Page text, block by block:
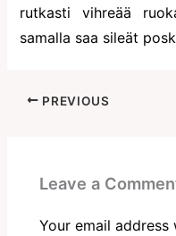
rutkasti vihreää
samalla saa sileät
PREVIOUS
Leave a
Your email